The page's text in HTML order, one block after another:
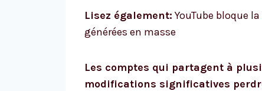
Lisez également:YouTube bloque
générées en masse
Les comptes qui partagent à
modifications significatives